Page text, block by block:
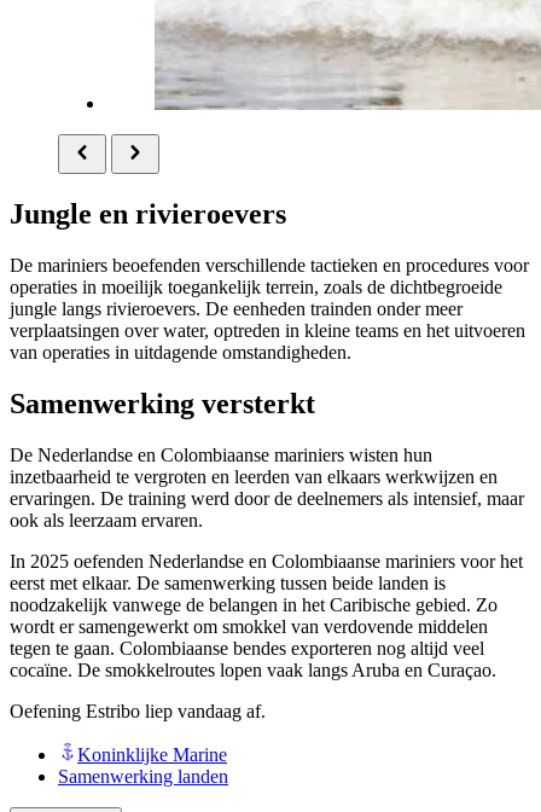
Jungle en rivieroevers
De mariniers beoefenden verschillende tactieken en procedures voor
operaties in moeilijk toegankelijk terrein, zoals de dichtbegroeide
jungle langs rivieroevers. De eenheden trainden onder meer
verplaatsingen over water, optreden in kleine teams en het uitvoeren
van operaties in uitdagende omstandigheden.
Samenwerking versterkt
De Nederlandse en Colombiaanse mariniers wisten hun
inzetbaarheid te vergroten en leerden van elkaars werkwijzen en
ervaringen. De training werd door de deelnemers als intensief, maar
ook als leerzaam ervaren.
In 2025 oefenden Nederlandse en Colombiaanse mariniers voor het
eerst met elkaar. De samenwerking tussen beide landen is
noodzakelijk vanwege de belangen in het Caribische gebied. Zo
wordt er samengewerkt om smokkel van verdovende middelen
tegen te gaan. Colombiaanse bendes exporteren nog altijd veel
cocaïne. De smokkelroutes lopen vaak langs Aruba en Curaçao.
Oefening Estribo liep vandaag af.
Koninklijke Marine
Samenwerking landen